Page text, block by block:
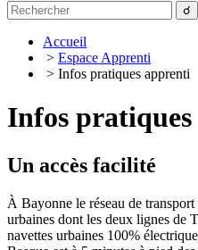
Accueil
> Espace Apprenti
> Infos pratiques apprenti
Infos
Un accès facilité
À Bayonne le réseau de
urbaines dont les deux lignes de
navettes urbaines 100%